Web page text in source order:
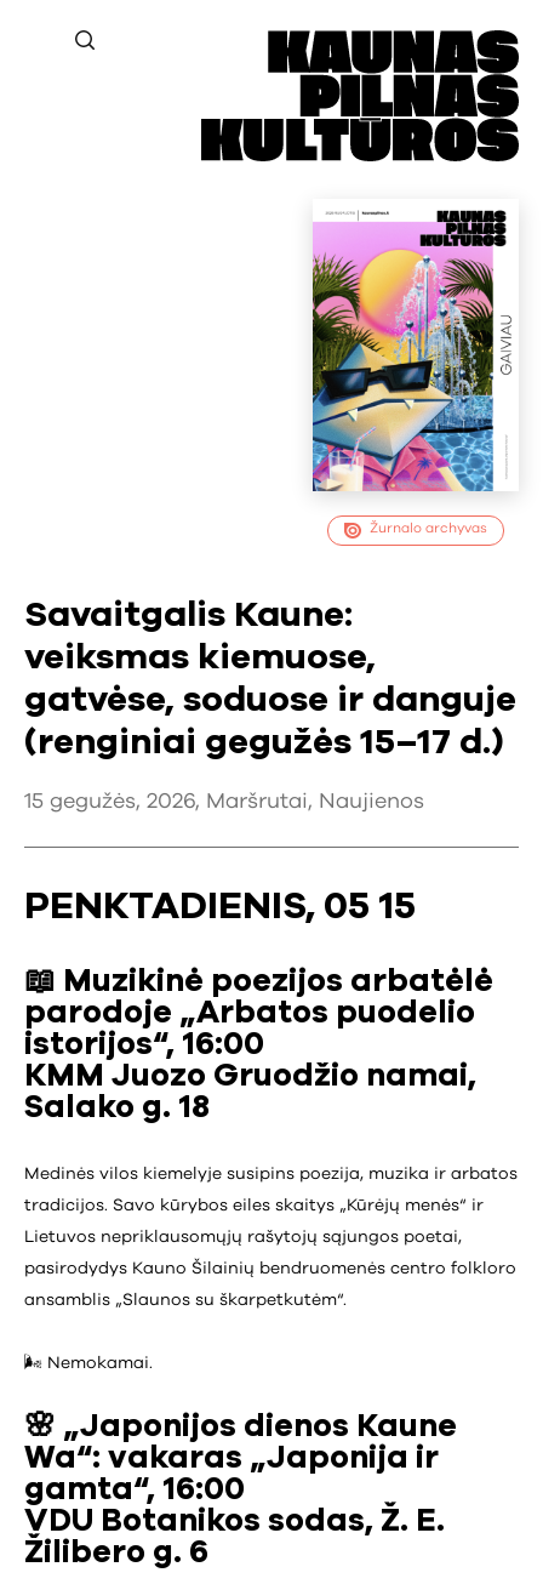
Žurnalo archyvas
Savaitgalis Kaune:
veiksmas kiemuose,
gatvėse, soduose ir danguje
(renginiai gegužės 15–17 d.)
15 gegužės, 2026, Maršrutai, Naujienos
PENKTADIENIS, 05 15
📖 Muzikinė poezijos arbatėlė
parodoje „Arbatos puodelio
istorijos“, 16:00
KMM Juozo Gruodžio namai,
Salako g. 18
Medinės vilos kiemelyje susipins poezija, muzika ir arbatos
tradicijos. Savo kūrybos eiles skaitys „Kūrėjų menės“ ir
Lietuvos nepriklausomųjų rašytojų sąjungos poetai,
pasirodydys Kauno Šilainių bendruomenės centro folkloro
ansamblis „Slaunos su škarpetkutėm“.
🌬️ Nemokamai.
🌸 „Japonijos dienos Kaune
Wa“: vakaras „Japonija ir
gamta“, 16:00
VDU Botanikos sodas, Ž. E.
Žilibero g. 6